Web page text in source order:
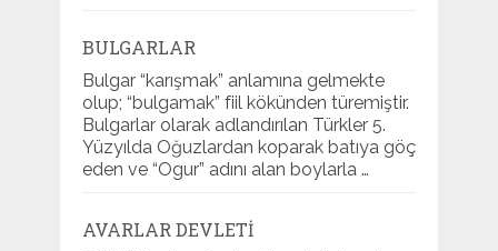
BULGARLAR
Bulgar “karışmak” anlamına gelmekte
olup; “bulgamak” fiil kökünden türemiştir.
Bulgarlar olarak adlandırılan Türkler 5.
Yüzyılda Oğuzlardan koparak batıya göç
eden ve “Ogur” adını alan boylarla …
AVARLAR DEVLETI